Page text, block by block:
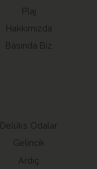
Plaj
Hakkımızda
Basında Biz
Delüks Odalar
Gelincik
Ardıç